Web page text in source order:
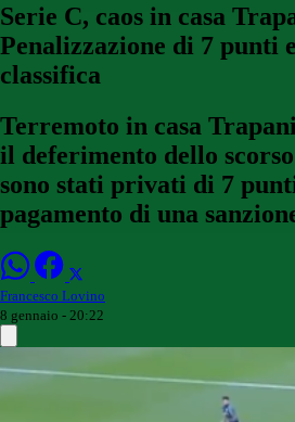
Serie C, caos in casa
Penalizzazione di 7 punti
classifica
Terremoto in casa
il deferimento dello
sono stati privati di 7
pagamento di una
Francesco Lovino
8 gennaio - 20:22